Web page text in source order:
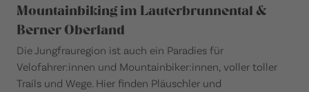
Mountainbiking im Lauterbrunnental &
Berner Oberland
Die Jungfrauregion ist auch ein Paradies für
Velofahrer:innen und Mountainbiker:innen, voller toller
Trails und Wege. Hier finden Pläuschler und